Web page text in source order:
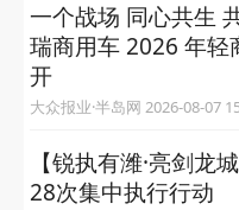
一个战场 同心共生
瑞商用车 2026 年轻
开
大众报业·半岛网 2026-08-
【锐执有潍·亮剑龙
28次集中执行行动